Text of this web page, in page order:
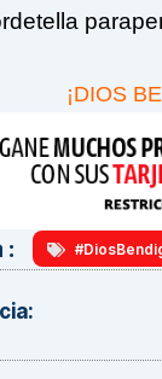
¡DIOS
: